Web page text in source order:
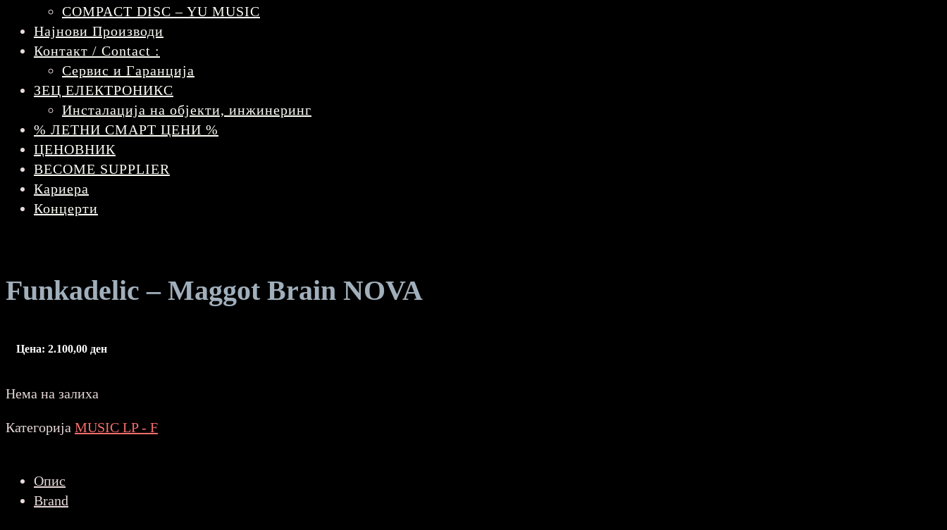
COMPACT DISC – YU MUSIC
Најнови Производи
Контакт / Contact :
Сервис и Гаранција
ЗЕЦ ЕЛЕКТРОНИКС
Инсталација на објекти, инжинеринг
% ЛЕТНИ СМАРТ ЦЕНИ %
ЦЕНОВНИК
BECOME SUPPLIER
Кариера
Концерти
Funkadelic – Maggot Brain NOVA
Цена: 2.100,00 ден
Нема на залиха
Категорија MUSIC LP - F
Опис
Brand